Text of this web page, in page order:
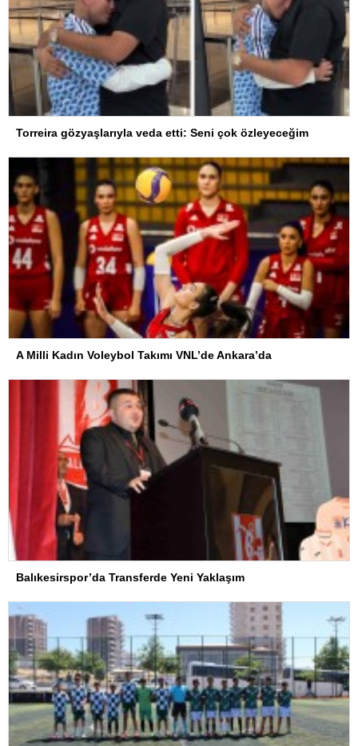
Torreira gözyaşlarıyla veda etti: Seni çok özleyeceğim
A Milli Kadın Voleybol Takımı VNL’de Ankara’da
Balıkesirspor’da Transferde Yeni Yaklaşım